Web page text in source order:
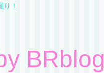
！
BRblog